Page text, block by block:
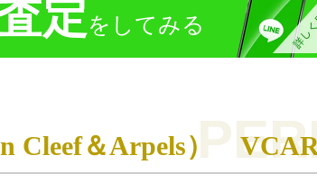
定 をしてみる
Cleef＆Arpels）